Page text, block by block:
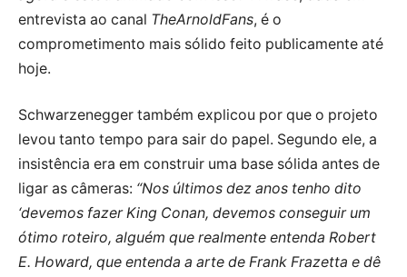
entrevista ao canal TheArnoldFans, é o
comprometimento mais sólido feito publicamente até
hoje.
Schwarzenegger também explicou por que o projeto
levou tanto tempo para sair do papel. Segundo ele, a
insistência era em construir uma base sólida antes de
ligar as câmeras: “Nos últimos dez anos tenho dito
‘devemos fazer King Conan, devemos conseguir um
ótimo roteiro, alguém que realmente entenda Robert
E. Howard, que entenda a arte de Frank Frazetta e dê